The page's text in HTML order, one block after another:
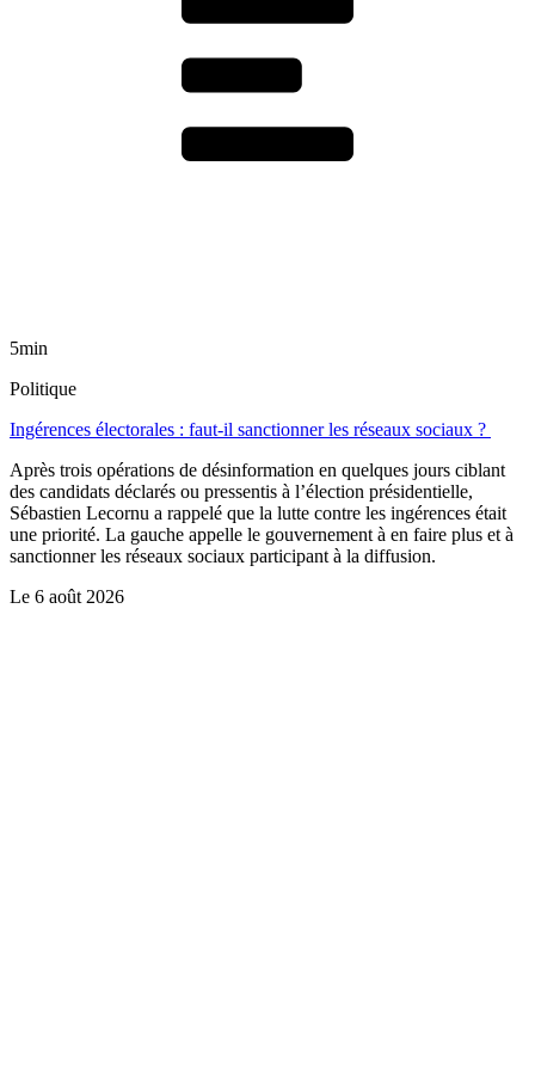
5min
Politique
Ingérences électorales : faut-il sanctionner les réseaux sociaux ?
Après trois opérations de désinformation en quelques jours ciblant
des candidats déclarés ou pressentis à l’élection présidentielle,
Sébastien Lecornu a rappelé que la lutte contre les ingérences était
une priorité. La gauche appelle le gouvernement à en faire plus et à
sanctionner les réseaux sociaux participant à la diffusion.
Le 6 août 2026